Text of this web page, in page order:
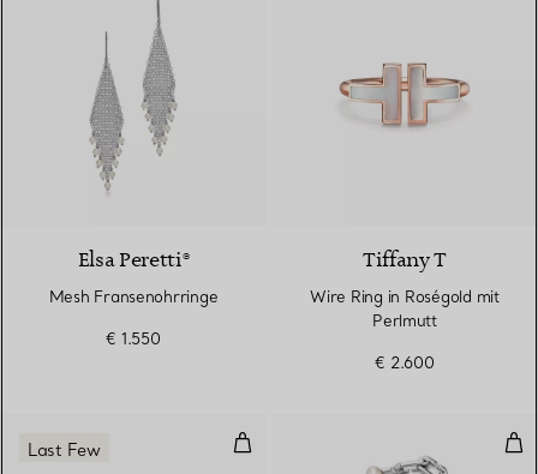
Elsa Peretti®
Mesh Fransenohrringe
€ 1.550
Tiffany T
Wire Ring in Roségold mit
Perlmutt
€ 2.600
Circle Ohrringe mit Perlmutt in
Last Few